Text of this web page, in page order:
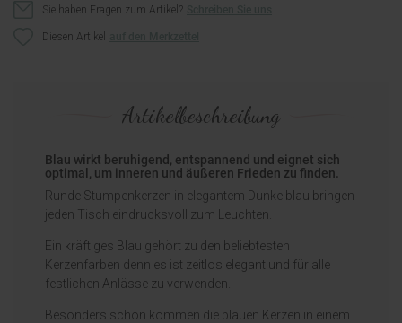
Sie haben Fragen zum Artikel?
Diesen Artikel
Artikelbeschreibung
Blau wirkt beruhigend, entspannend und eignet sich
optimal, um inneren und äußeren Frieden zu finden.
Runde Stumpenkerzen in elegantem Dunkelblau bringen
jeden Tisch eindrucksvoll zum Leuchten.
Ein kräftiges Blau gehört zu den beliebtesten
Kerzenfarben denn es ist zeitlos elegant und für alle
festlichen Anlässe zu verwenden.
Besonders schön kommen die blauen Kerzen in einem